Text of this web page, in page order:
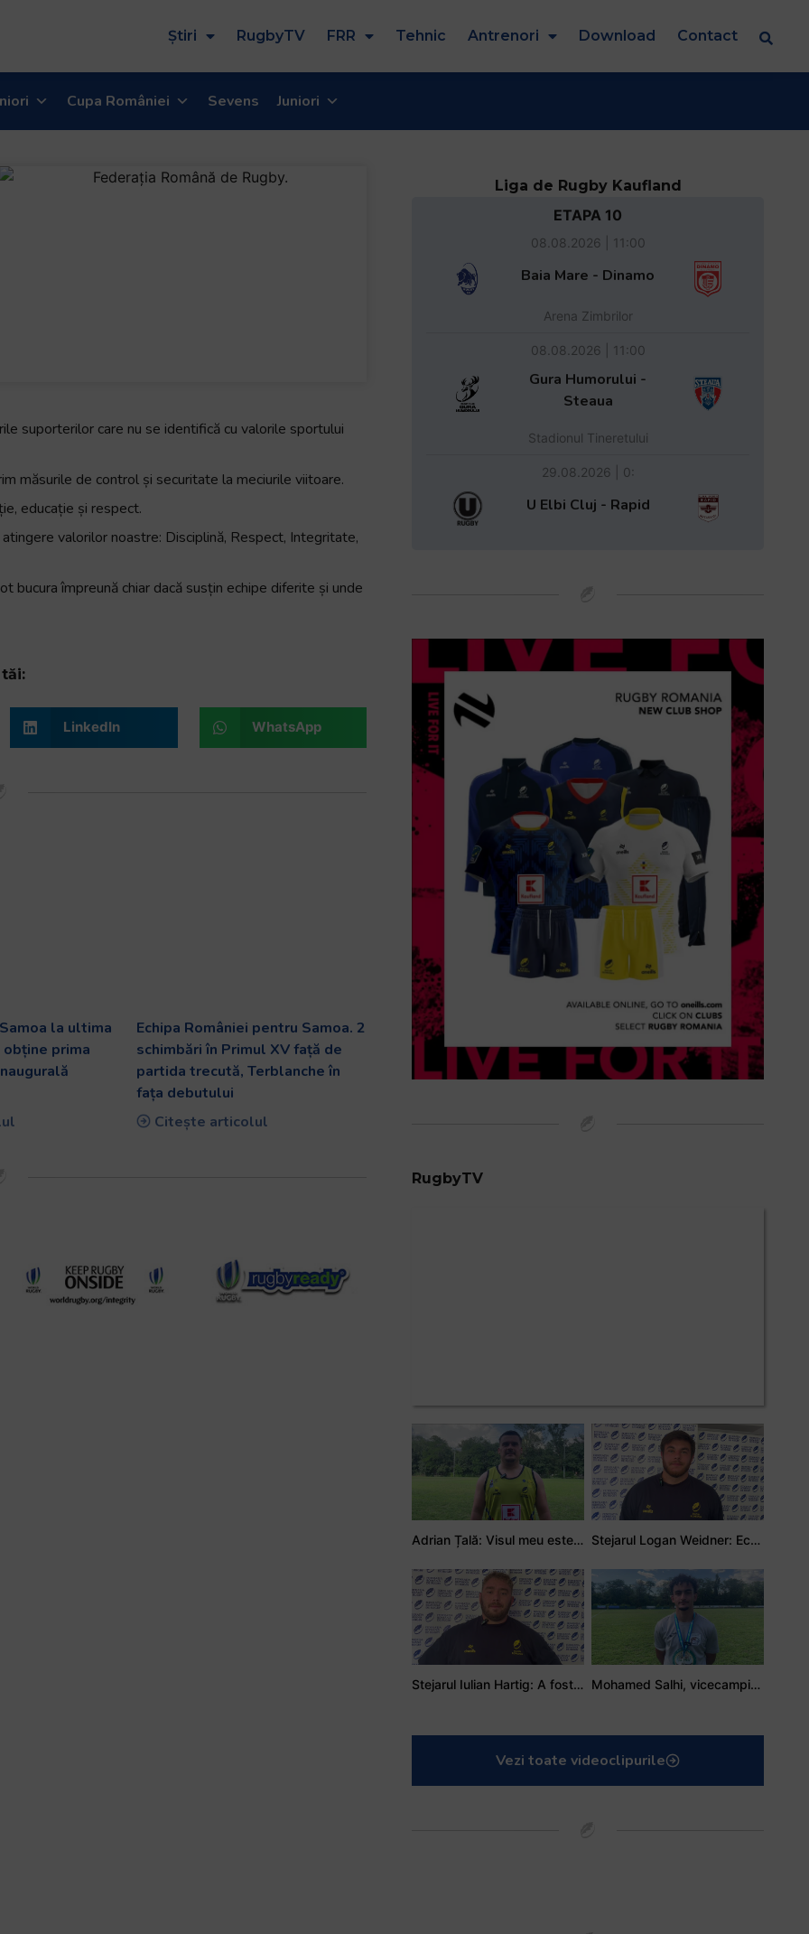
Știri RugbyTV FRR Tehnic Antrenori Download Contact
Cupa României Sevens Juniori
suporterilor care nu se identifică cu valorile sportului
măsurile de control și securitate la meciurile viitoare.
educație și respect.
valorilor noastre: Disciplină, Respect, Integritate,
împreună chiar dacă susțin echipe diferite și unde
LinkedIn WhatsApp
la ultima
obține prima
Echipa României pentru Samoa. 2
schimbări în Primul XV față de
partida trecută, Terblanche în
fața debutului
Citește articolul
Liga de Rugby Kaufland
ETAPA 10
08.08.2026 | 11:00
Baia Mare - Dinamo
Arena Zimbrilor
08.08.2026 | 11:00
Gura Humorului -
Steaua
Stadionul Tineretului
29.08.2026 | 0:
U Elbi Cluj - Rapid
RugbyTV
Adrian Țală: Visul meu este să debutez pentru România Stejarul Logan Weidner: Echipa a muncit mult, iar asta se va vedea în meciurile de la Nations Cup
Stejarul Iulian Hartig: A fost un turneu care a unit mai mult echipa Mohamed Salhi, vicecampion național juniori I: Rugby-ul te învață să accepți și înfrângerile
Vezi toate videoclipurile